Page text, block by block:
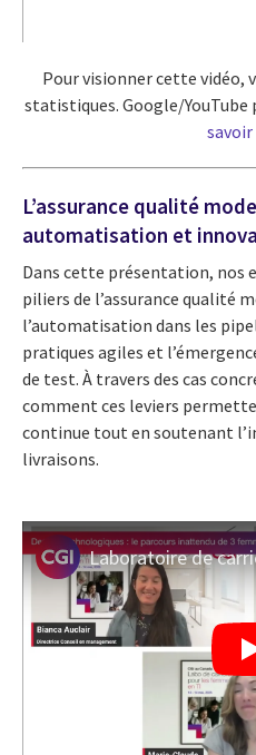
Pour visionner cette vidéo,
statistiques. Google/
savoir
L’assurance qualité
automatisation et
Dans cette présentation, nos
piliers de l’assurance qualité
l’automatisation dans les
pratiques agiles et
de test. À travers des cas
comment ces leviers
continue tout en soutenant
livraisons.